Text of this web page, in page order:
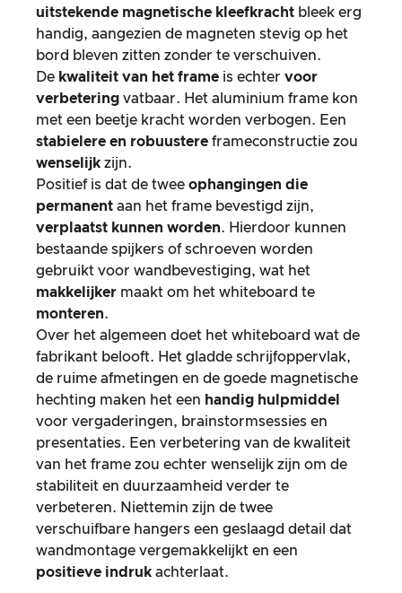
uitstekende magnetische kleefkracht bleek erg
handig, aangezien de magneten stevig op het
bord bleven zitten zonder te verschuiven.
De kwaliteit van het frame is echter voor
verbetering vatbaar. Het aluminium frame kon
met een beetje kracht worden verbogen. Een
stabielere en robuustere frameconstructie zou
wenselijk zijn.
Positief is dat de twee ophangingen die
permanent aan het frame bevestigd zijn,
verplaatst kunnen worden. Hierdoor kunnen
bestaande spijkers of schroeven worden
gebruikt voor wandbevestiging, wat het
makkelijker maakt om het whiteboard te
monteren.
Over het algemeen doet het whiteboard wat de
fabrikant belooft. Het gladde schrijfoppervlak,
de ruime afmetingen en de goede magnetische
hechting maken het een handig hulpmiddel
voor vergaderingen, brainstormsessies en
presentaties. Een verbetering van de kwaliteit
van het frame zou echter wenselijk zijn om de
stabiliteit en duurzaamheid verder te
verbeteren. Niettemin zijn de twee
verschuifbare hangers een geslaagd detail dat
wandmontage vergemakkelijkt en een
positieve indruk achterlaat.